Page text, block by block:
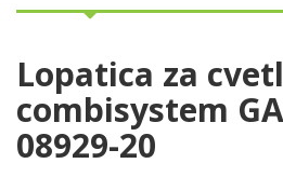
Lopatica za
combisystem
08929-20